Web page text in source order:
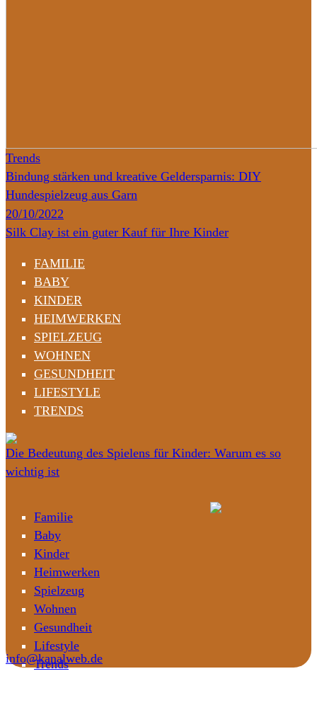
Trends
Bindung stärken und kreative Geldersparnis: DIY
Hundespielzeug aus Garn
20/10/2022
Silk Clay ist ein guter Kauf für Ihre Kinder
FAMILIE
BABY
KINDER
HEIMWERKEN
SPIELZEUG
WOHNEN
GESUNDHEIT
LIFESTYLE
TRENDS
Die Bedeutung des Spielens für Kinder: Warum es so
wichtig ist
Familie
Baby
Kinder
Heimwerken
Spielzeug
Wohnen
Gesundheit
Lifestyle
Trends
info@kanalweb.de